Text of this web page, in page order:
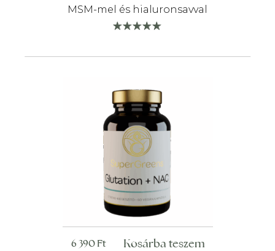
MSM-mel és hialuronsavval
6 390Ft Kosárba teszem